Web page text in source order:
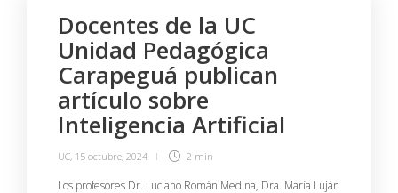
Docentes de la UC
Unidad Pedagógica
Carapeguá publican
artículo sobre
Inteligencia Artificial
UC, 15 octubre, 2024 2 min
Los profesores Dr. Luciano Román Medina, Dra. María Luján